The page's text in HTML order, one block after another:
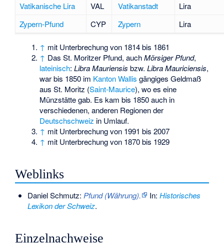
Vatikanische Lira
VAL Vatikanstadt
Lira
Zypern-Pfund
CYP Zypern Lira
↑ mit Unterbrechung von 1814 bis 1861
↑ Das St. Moritzer Pfund, auchMörsiger Pfund,
lateinisch:Libra Mauriensis bzw.Libra Mauriciensis,
war bis 1850 im Kanton Wallis gängiges Geldmaß
aus St. Moritz (Saint-Maurice), wo es eine
Münzstätte gab. Es kam bis 1850 auch in
verschiedenen, anderen Regionen der
Deutschschweiz in Umlauf.
↑ mit Unterbrechung von 1991 bis 2007
↑ mit Unterbrechung von 1870 bis 1929
Weblinks
Daniel Schmutz: Pfund (Währung). In: Historisches
Lexikon der Schweiz.
Einzelnachweise